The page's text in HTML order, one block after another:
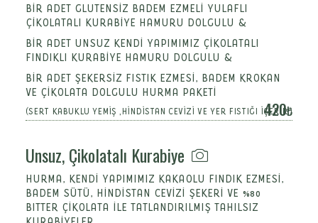
BİR ADET GLUTENSİZ BADEM EZMELİ YULAFLI
ÇİKOLATALI KURABİYE HAMURU DOLGULU &
BİR ADET UNSUZ KENDİ YAPIMIMIZ ÇİKOLATALI
FINDIKLI KURABİYE HAMURU DOLGULU &
BİR ADET ŞEKERSİZ FISTIK EZMESİ, BADEM KROKAN
VE ÇİKOLATA DOLGULU HURMA PAKETİ
(SERT KABUKLU YEMİŞ ,HİNDİSTAN CEVİZİ VE YER FISTIĞI İÇERİR.)
420
Unsuz, Çikolatalı Kurabiye
HURMA, KENDİ YAPIMIMIZ KAKAOLU FINDIK EZMESİ,
BADEM SÜTÜ, HİNDİSTAN CEVİZİ ŞEKERİ VE %80
BITTER ÇİKOLATA İLE TATLANDIRILMIŞ TAHILSIZ